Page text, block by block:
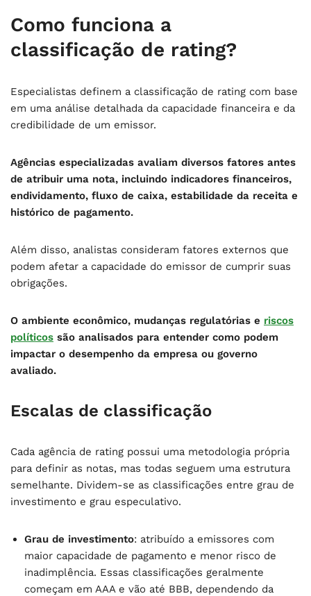
Como funciona a
classificação de rating?
Especialistas definem a classificação de rating com base
em uma análise detalhada da capacidade financeira e da
credibilidade de um emissor.
Agências especializadas avaliam diversos fatores antes
de atribuir uma nota, incluindo indicadores financeiros,
endividamento, fluxo de caixa, estabilidade da receita e
histórico de pagamento.
Além disso, analistas consideram fatores externos que
podem afetar a capacidade do emissor de cumprir suas
obrigações.
O ambiente econômico, mudanças regulatórias e riscos
políticos são analisados para entender como podem
impactar o desempenho da empresa ou governo
avaliado.
Escalas de classificação
Cada agência de rating possui uma metodologia própria
para definir as notas, mas todas seguem uma estrutura
semelhante. Dividem-se as classificações entre grau de
investimento e grau especulativo.
Grau de investimento: atribuído a emissores com
maior capacidade de pagamento e menor risco de
inadimplência. Essas classificações geralmente
começam em AAA e vão até BBB, dependendo da